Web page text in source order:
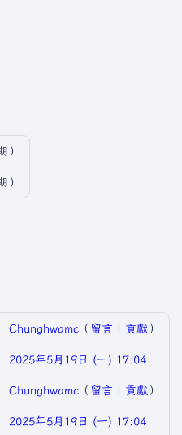
）
）
Chunghwamc （ 留言 | 貢獻 ）
2025年5月19日 (一) 17:04
Chunghwamc （ 留言 | 貢獻 ）
2025年5月19日 (一) 17:04